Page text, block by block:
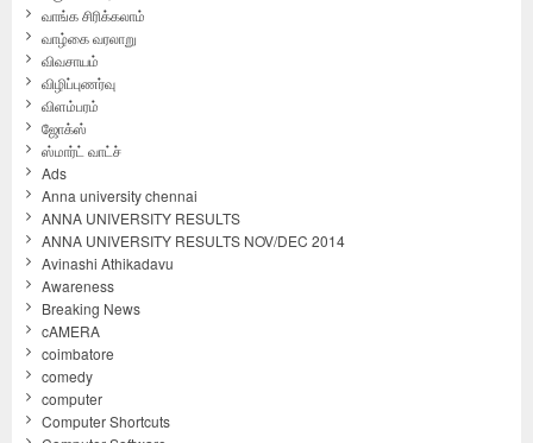
வாங்க சிரிக்கலாம்
வாழ்கை வரலாறு
விவசாயம்
விழிப்புணர்வு
விளம்பரம்
ஜோக்ஸ்
ஸ்மார்ட் வாட்ச்
Ads
Anna university chennai
ANNA UNIVERSITY RESULTS
ANNA UNIVERSITY RESULTS NOV/DEC 2014
Avinashi Athikadavu
Awareness
Breaking News
cAMERA
coimbatore
comedy
computer
Computer Shortcuts